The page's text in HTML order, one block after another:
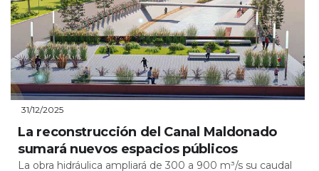
31/12/2025
La reconstrucción del Canal Maldonado
sumará nuevos espacios públicos
La obra hidráulica ampliará de 300 a 900 m³/s su caudal